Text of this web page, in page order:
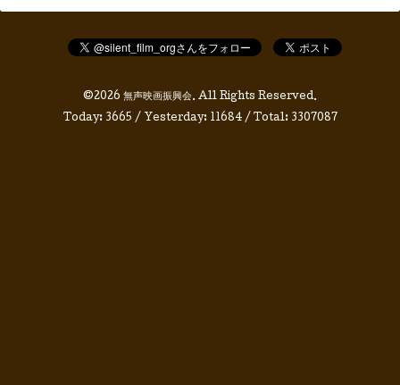
©2026 無声映画振興会. All Rights Reserved.
Today: 3665 / Yesterday: 11684/ Total: 3307087